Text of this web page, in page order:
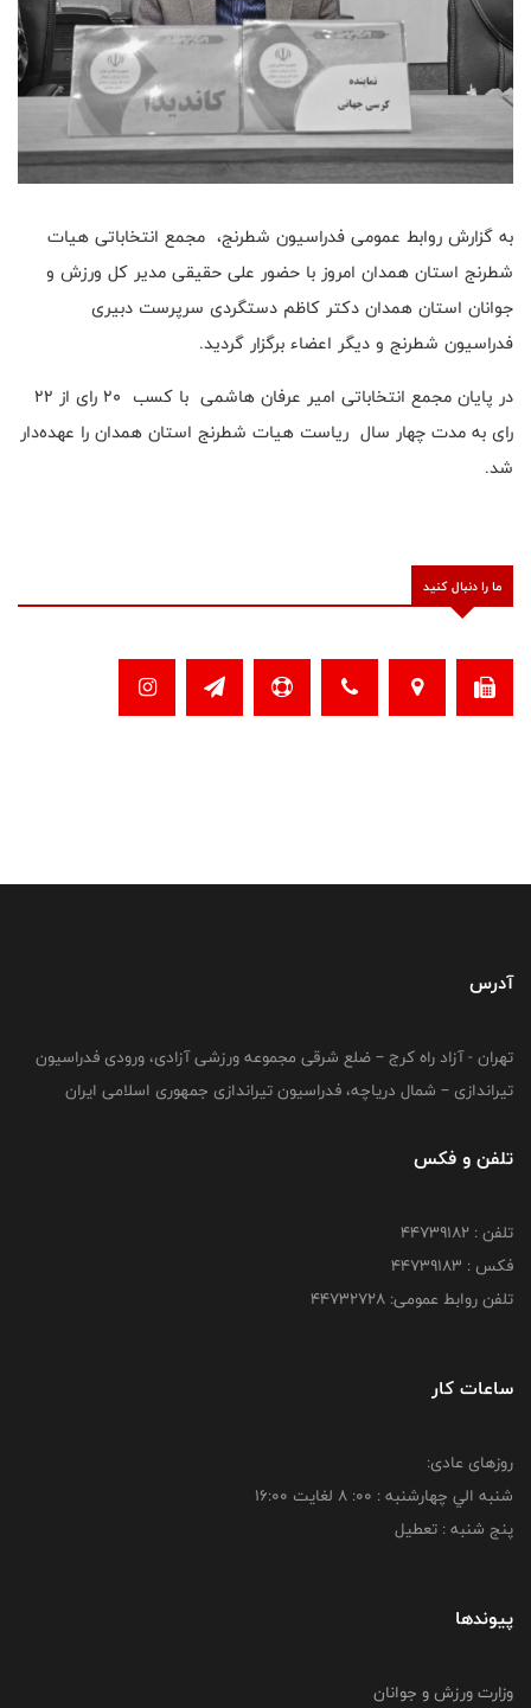
به گزارش روابط عمومی فدراسیون شطرنج، مجمع انتخاباتی هیات
شطرنج استان همدان امروز با حضور علی حقیقی مدیر کل ورزش و
جوانان استان همدان دکتر کاظم دستگردی سرپرست دبیری
فدراسیون شطرنج و دیگر اعضاء برگزار گردید.
در پایان مجمع انتخاباتی امیر عرفان هاشمی با کسب ۲۰ رای از ۲۲
رای به مدت چهار سال ریاست هیات شطرنج استان همدان را عهده‌دار
شد.
ما را دنبال کنید
آدرس
تهران - آزاد راه کرج – ضلع شرقی مجموعه ورزشی آزادی، ورودی فدراسیون
تیراندازی – شمال دریاچه، فدراسیون تیراندازی جمهوری اسلامی ایران
تلفن و فکس
تلفن : ۴۴۷۳۹۱۸۲
فکس : ۴۴۷۳۹۱۸3
تلفن روابط عمومی: ۴۴۷۳۲۷۲۸
ساعات کار
روزهای عادی:
شنبه الي چهارشنبه : 00: 8 لغايت 16:00
پنج شنبه : تعطیل
پیوندها
وزارت ورزش و جوانان